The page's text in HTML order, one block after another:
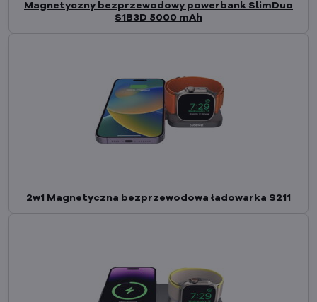
Magnetyczny bezprzewodowy powerbank SlimDuo
S1B3D 5000 mAh
2w1 Magnetyczna bezprzewodowa ładowarka S211